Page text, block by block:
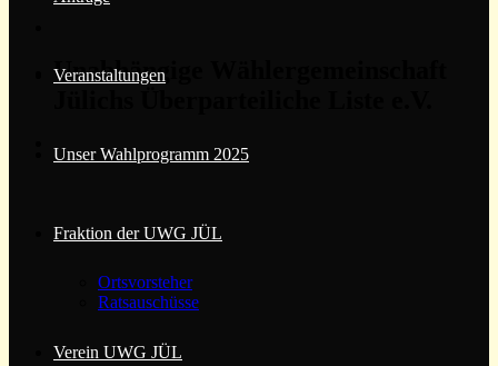
Unabhängige Wählergemeinschaft
Veranstaltungen
Unser Wahlprogramm 2025
Fraktion der UWG JÜL
Ortsvorsteher
Ratsauschüsse
Verein UWG JÜL